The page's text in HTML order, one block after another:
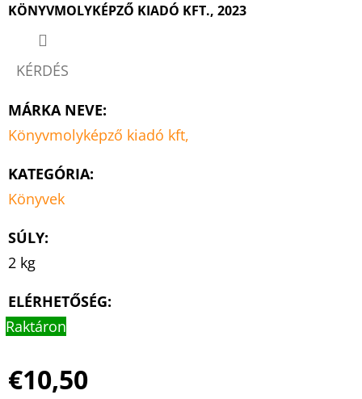
KÖNYVMOLYKÉPZŐ KIADÓ KFT., 2023
KÉRDÉS
MÁRKA NEVE:
Könyvmolyképző kiadó kft,
KATEGÓRIA:
Könyvek
SÚLY:
2 kg
ELÉRHETŐSÉG:
Raktáron
€10,50